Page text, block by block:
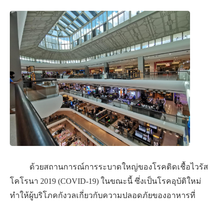
​ ​ ​ ด้วยสถานการณ์การระบาดใหญ่ของโรคติดเชื้อไวรัส
โคโรนา 2019 (COVID-19) ในขณะนี้ ซึ่งเป็นโรคอุบัติใหม่
ทำให้ผู้บริโภคกังวลเกี่ยวกับความปลอดภัยของอาหารที่